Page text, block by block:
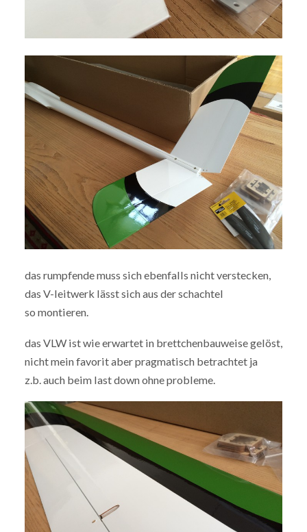
das rumpfende muss sich ebenfalls nicht verstecken,
das V-leitwerk lässt sich aus der schachtel
so montieren.
das VLW ist wie erwartet in brettchenbauweise gelöst,
nicht mein favorit aber pragmatisch betrachtet ja
z.b. auch beim last down ohne probleme.